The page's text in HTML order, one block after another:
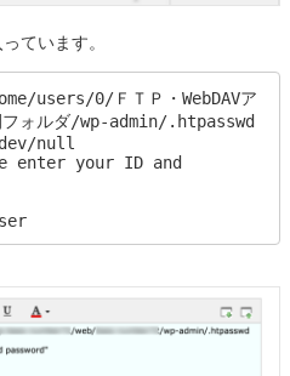
ています。
users/0/ＦＴＰ・WebDAVア
フォルダ/wp-admin/.htpasswd
null
enter your ID and